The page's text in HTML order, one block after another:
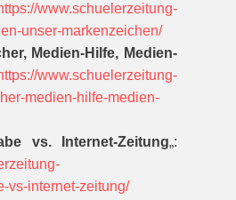
www.schuelerzeitung-
unser-markenzeichen/
Medien-Hilfe, Medien-
www.schuelerzeitung-
medien-hilfe-medien-
vs. Internet-Zeitung„:
vs-internet-zeitung/